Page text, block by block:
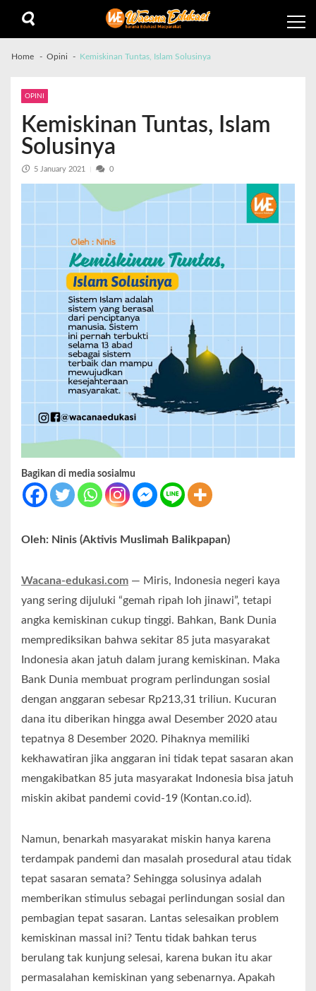
Home Opini Kemiskinan Tuntas, Islam Solusinya
OPINI
Kemiskinan Tuntas, Islam
Solusinya
5 January 2021 0
Bagikan di media sosialmu
Oleh: Ninis (Aktivis Muslimah Balikpapan)
Wacana-edukasi.com — Miris, Indonesia negeri kaya
yang sering dijuluki “gemah ripah loh jinawi”, tetapi
angka kemiskinan cukup tinggi. Bahkan, Bank Dunia
memprediksikan bahwa sekitar 85 juta masyarakat
Indonesia akan jatuh dalam jurang kemiskinan. Maka
Bank Dunia membuat program perlindungan sosial
dengan anggaran sebesar Rp213,31 triliun. Kucuran
dana itu diberikan hingga awal Desember 2020 atau
tepatnya 8 Desember 2020. Pihaknya memiliki
kekhawatiran jika anggaran ini tidak tepat sasaran akan
mengakibatkan 85 juta masyarakat Indonesia bisa jatuh
miskin akibat pandemi covid-19 (Kontan.co.id).
Namun, benarkah masyarakat miskin hanya karena
terdampak pandemi dan masalah prosedural atau tidak
tepat sasaran semata? Sehingga solusinya adalah
memberikan stimulus sebagai perlindungan sosial dan
pembagian tepat sasaran. Lantas selesaikan problem
kemiskinan massal ini? Tentu tidak bahkan terus
berulang tak kunjung selesai, karena bukan itu akar
permasalahan kemiskinan yang sebenarnya. Apakah